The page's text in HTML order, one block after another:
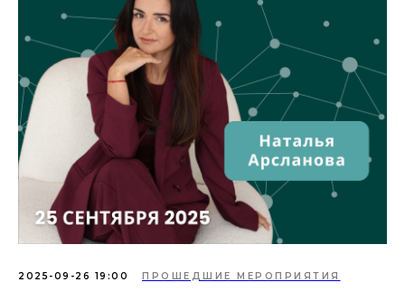
2025-09-26 19:00 ПРОШЕДШИЕ МЕРОПРИЯТИЯ